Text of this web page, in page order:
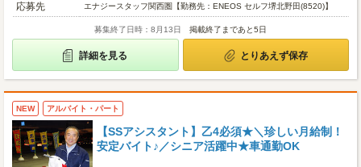
応募先
エナジースタッフ関西圏【勤務先：ENEOS セルフ堺北野田(8520)】
募集終了日時：8月13日 掲載終了まであと5日
詳細を見る とりあえず保存
NEW アルバイト・パート
【SSアシスタント】乙4必須★＼珍しい月給制！
安定バイト♪／シニア活躍中★車通勤OK